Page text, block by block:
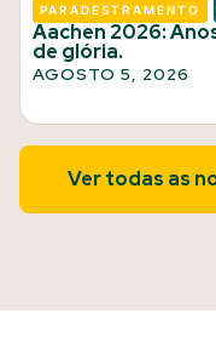
PARADESTRAMENTO
Aachen 2026:
de glória.
AGOSTO 5, 2026
Ver todas as